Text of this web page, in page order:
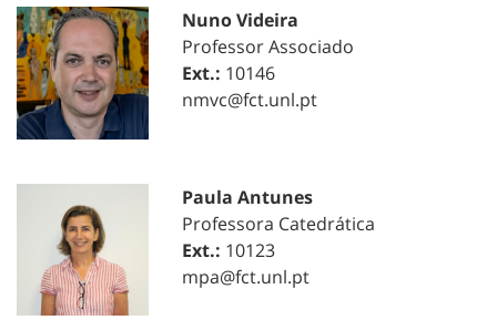
Nuno Videira
Professor Associado
Ext.: 10146
nmvc@fct.unl.pt
Paula Antunes
Professora Catedrática
Ext.: 10123
mpa@fct.unl.pt